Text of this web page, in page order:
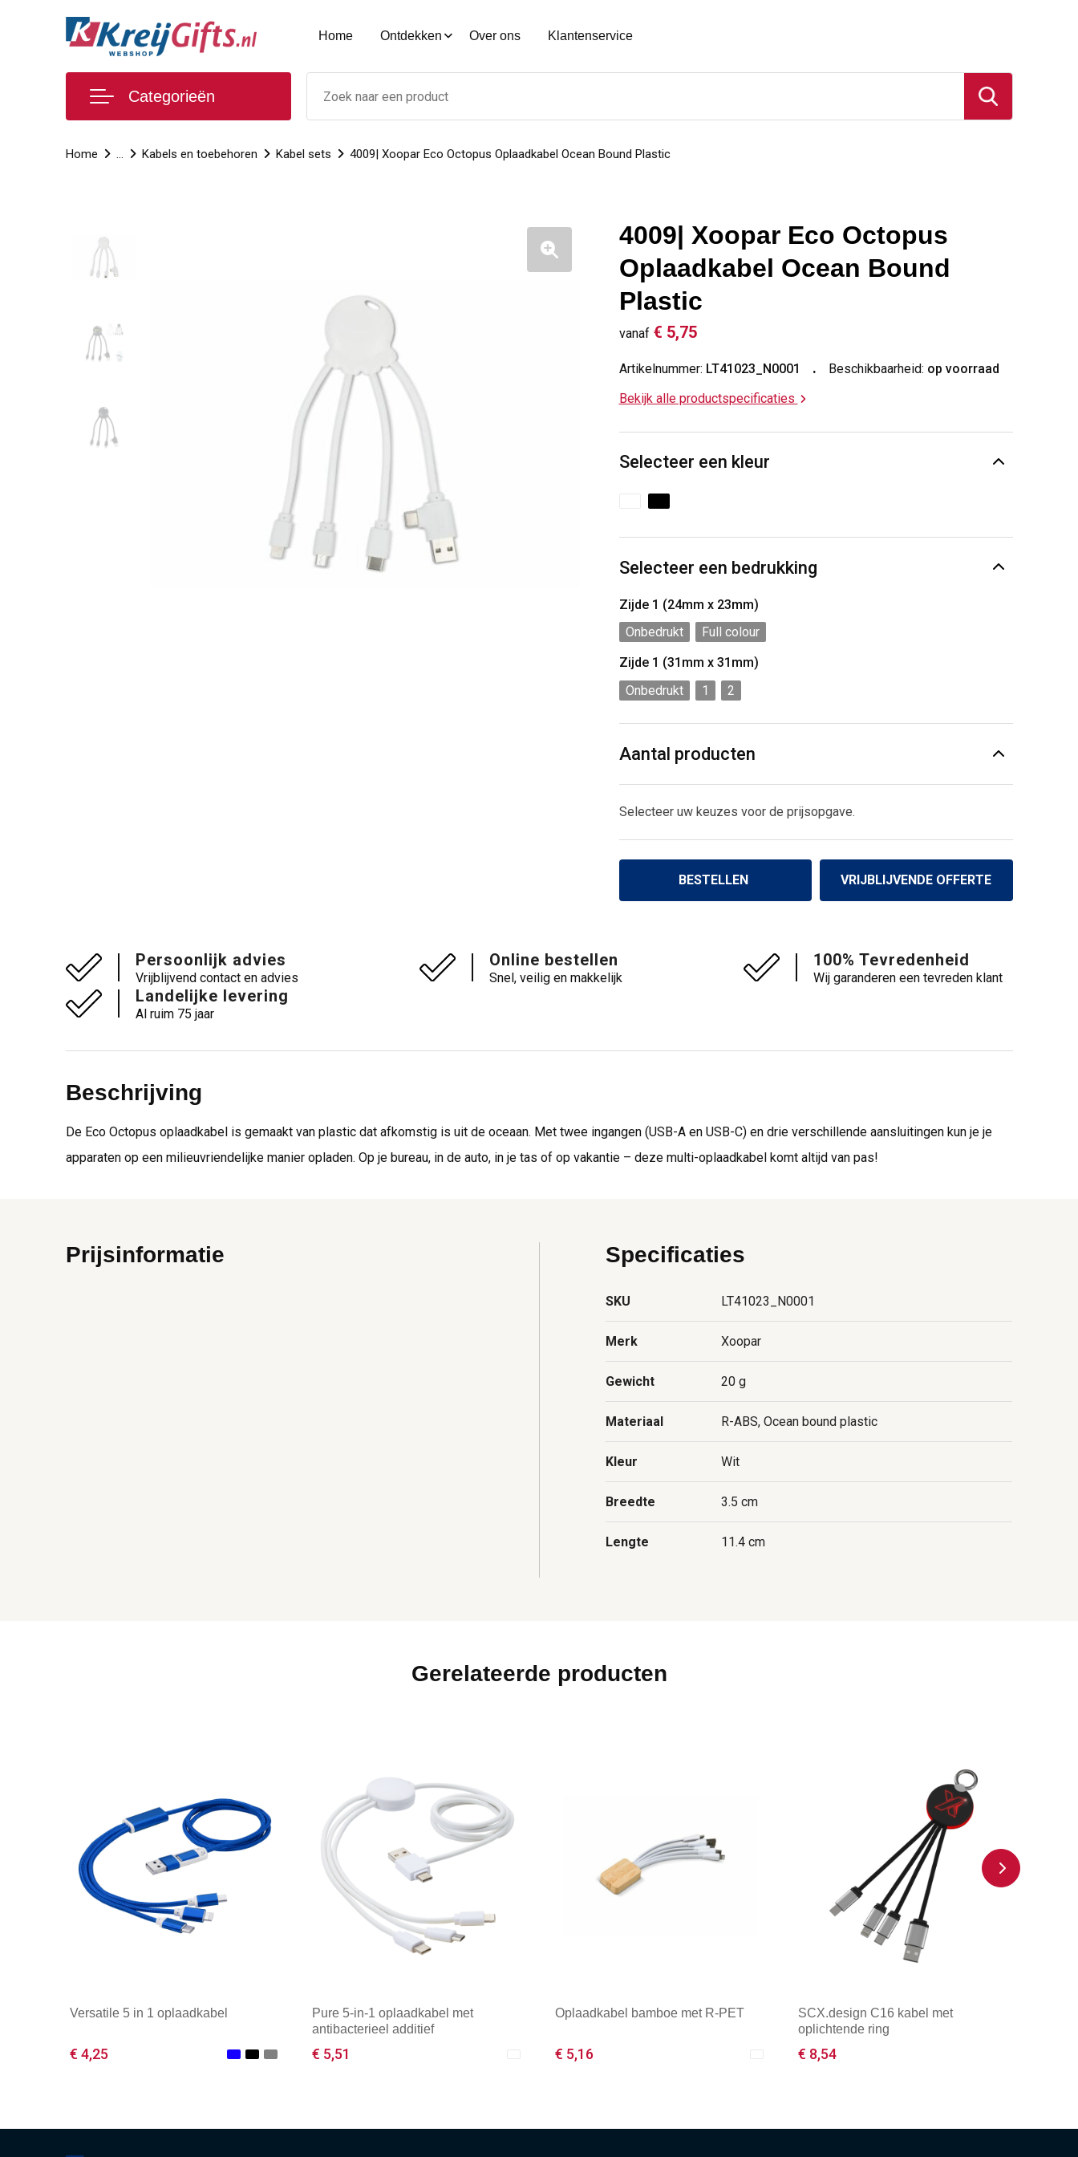
Home Ontdekken Over ons Klantenservice
Categorieën
Home ... Kabels en toebehoren Kabel sets 4009| Xoopar Eco Octopus Oplaadkabel Ocean Bound Plastic
4009| Xoopar Eco Octopus
Oplaadkabel Ocean Bound
Plastic
vanaf € 5,75
Artikelnummer: LT41023_N0001 Beschikbaarheid: op voorraad
Bekijk alle productspecificaties
Selecteer een kleur
Selecteer een bedrukking
Zijde 1 (24mm x 23mm)
Onbedrukt
Full colour
Zijde 1 (31mm x 31mm)
Onbedrukt
1 2
Aantal producten
Selecteer uw keuzes voor de prijsopgave.
BESTELLEN VRIJBLIJVENDE OFFERTE
Persoonlijk advies
Vrijblijvend contact en advies
Online bestellen
Snel, veilig en makkelijk
100% Tevredenheid
Wij garanderen een tevreden klant
Landelijke levering
Al ruim 75 jaar
Beschrijving
De Eco Octopus oplaadkabel is gemaakt van plastic dat afkomstig is uit de oceaan. Met twee ingangen (USB-A en USB-C) en drie verschillende aansluitingen kun je je
apparaten op een milieuvriendelijke manier opladen. Op je bureau, in de auto, in je tas of op vakantie – deze multi-oplaadkabel komt altijd van pas!
Prijsinformatie Specificaties
SKU LT41023_N0001
Merk Xoopar
Gewicht 20 g
Materiaal R-ABS, Ocean bound plastic
Kleur Wit
Breedte 3.5 cm
Lengte 11.4 cm
Gerelateerde producten
Versatile 5 in 1 oplaadkabel
€ 4,25
Pure 5-in-1 oplaadkabel met
antibacterieel additief
€ 5,51
Oplaadkabel bamboe met R-PET
€ 5,16
SCX.design C16 kabel met
oplichtende ring
€ 8,54